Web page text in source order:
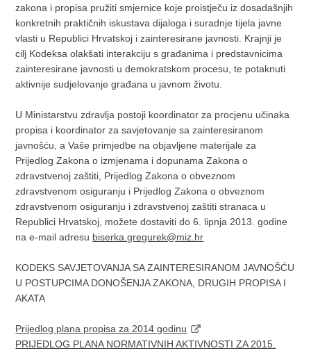
zakona i propisa pružiti smjernice koje proistječu iz dosadašnjih
konkretnih praktičnih iskustava dijaloga i suradnje tijela javne
vlasti u Republici Hrvatskoj i zainteresirane javnosti. Krajnji je
cilj Kodeksa olakšati interakciju s građanima i predstavnicima
zainteresirane javnosti u demokratskom procesu, te potaknuti
aktivnije sudjelovanje građana u javnom životu.
U Ministarstvu zdravlja postoji koordinator za procjenu učinaka
propisa i koordinator za savjetovanje sa zainteresiranom
javnošću, a Vaše primjedbe na objavljene materijale za
Prijedlog Zakona o izmjenama i dopunama Zakona o
zdravstvenoj zaštiti, Prijedlog Zakona o obveznom
zdravstvenom osiguranju i Prijedlog Zakona o obveznom
zdravstvenom osiguranju i zdravstvenoj zaštiti stranaca u
Republici Hrvatskoj, možete dostaviti do 6. lipnja 2013. godine
na e-mail adresu biserka.gregurek@miz.hr
KODEKS SAVJETOVANJA SA ZAINTERESIRANOM JAVNOŠĆU
U POSTUPCIMA DONOŠENJA ZAKONA, DRUGIH PROPISA I
AKATA
Prijedlog plana propisa za 2014 godinu
PRIJEDLOG PLANA NORMATIVNIH AKTIVNOSTI ZA 2015.